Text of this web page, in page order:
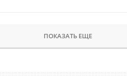
ПОКАЗАТЬ ЕЩЕ